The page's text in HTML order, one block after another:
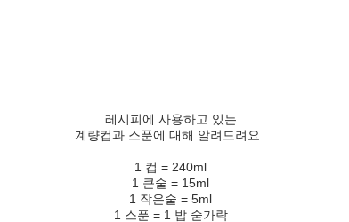
레시피에 사용하고 있는
계량컵과 스푼에 대해 알려드려요.
1 컵 = 240ml
1 큰술 = 15ml
1 작은술 = 5ml
1 스푼 = 1 밥 숟가락